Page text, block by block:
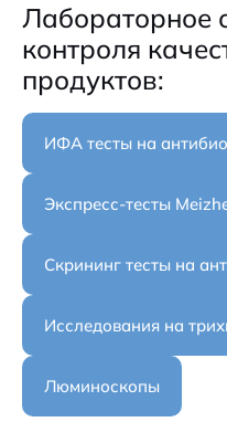
Лабораторное
контроля
продуктов:
ИФА тесты на
Экспресс-тесты
Скрининг тесты на
Исследования на
Люминоскопы